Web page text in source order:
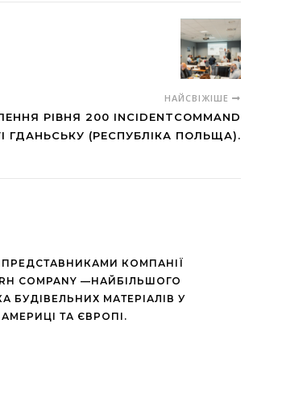
НАЙСВІЖІШЕ
РІВНЯ 200 INCIDENTCOMMAND
ГДАНЬСЬКУ (РЕСПУБЛІКА ПОЛЬЩА).
ПРЕДСТАВНИКАМИ КОМПАНІЇ
COMPANY —НАЙБІЛЬШОГО
БУДІВЕЛЬНИХ МАТЕРІАЛІВ У
АМЕРИЦІ ТА ЄВРОПІ.